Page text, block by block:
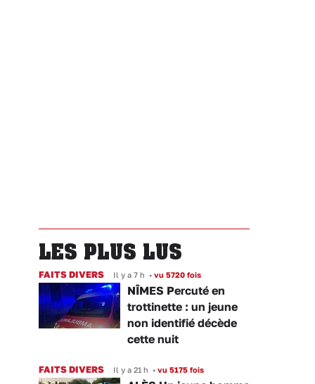
LES PLUS LUS
FAITS DIVERS Il y a 7 h • vu 5720 fois
NÎMES Percuté en
trottinette : un jeune
non identifié décède
cette nuit
FAITS DIVERS Il y a 21 h • vu 5175 fois